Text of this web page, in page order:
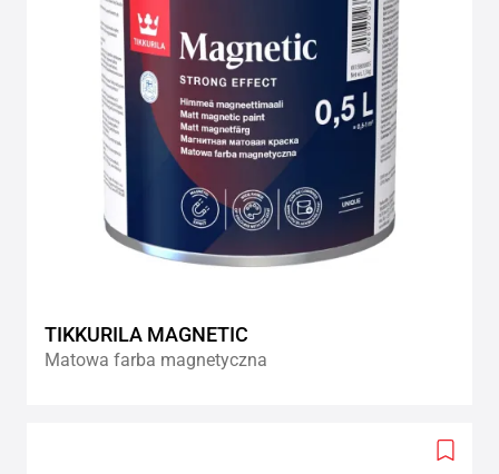
TIKKURILA MAGNETIC
Matowa farba magnetyczna
Add